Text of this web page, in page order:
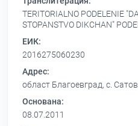
TERITORIALNO PODELENIE
STOPANSTVO DIKCHAN"
ЕИК:
2016275060230
Адрес:
област Благоевград, с.
Основана:
08.07.2011